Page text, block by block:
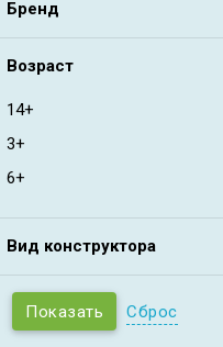
Бренд
Возраст
14+
3+
6+
Вид конструктора
Сброс